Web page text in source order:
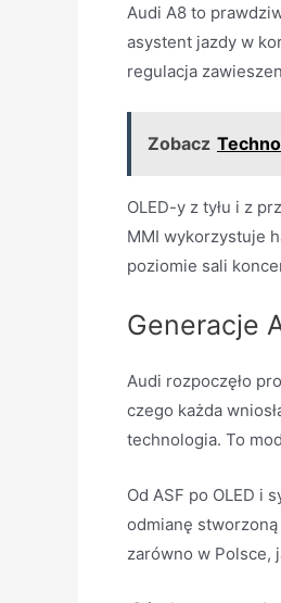
Audi A8 to
asystent jazdy w
regulacja
Zobacz
OLED-y z tyłu i z
MMI wykorzystuje
poziomie sali
Generacje
Audi rozpoczęło
czego każda
technologia. To
Od ASF po OLED i
odmianę
zarówno w Polsce,